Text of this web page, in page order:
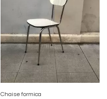
Chaise formica